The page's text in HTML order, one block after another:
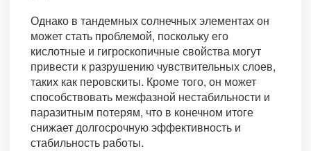
Однако в тандемных солнечных элементах он
может стать проблемой, поскольку его
кислотные и гигроскопичные свойства могут
привести к разрушению чувствительных слоев,
таких как перовскиты. Кроме того, он может
способствовать межфазной нестабильности и
паразитным потерям, что в конечном итоге
снижает долгосрочную эффективность и
стабильность работы.